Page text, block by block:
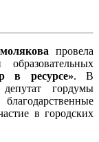
провела
в ресурсе». В
гордумы
в городских